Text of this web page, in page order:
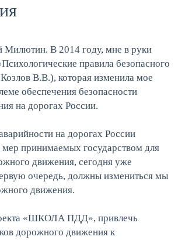
Милютин. В 2014 году, мне в руки
правила безопасного
В.В.), которая изменила мое
обеспечения безопасности
на дорогах России.
на дорогах России
мер принимаемых государством для
движения, сегодня уже
очередь, должны измениться мы
движения.
«ШКОЛА ПДД», привлечь
дорожного движения к